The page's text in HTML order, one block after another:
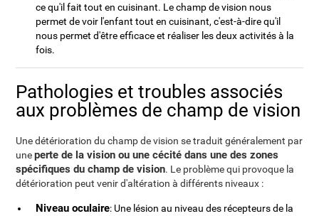
ce qu'il fait tout en cuisinant. Le champ de vision nous
permet de voir l'enfant tout en cuisinant, c'est-à-dire qu'il
nous permet d'être efficace et réaliser les deux activités à la
fois.
Pathologies et troubles associés
aux problèmes de champ de vision
Une détérioration du champ de vision se traduit généralement par
uneperte de la vision ou une cécité dans une des zones
spécifiques du champ de vision. Le problème qui provoque la
détérioration peut venir d'altération à différents niveaux :
Niveau oculaire: Une lésion au niveau des récepteurs de la